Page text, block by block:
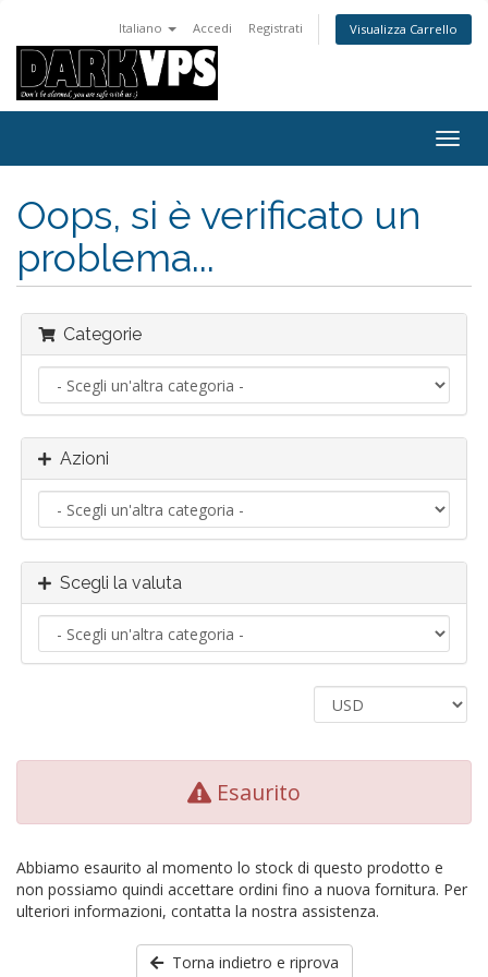
Italiano Accedi Registrati Visualizza Carrello
Oops, si è verificato un
problema...
Categorie
Azioni
Scegli la valuta
Esaurito
Abbiamo esaurito al momento lo stock di questo prodotto e
non possiamo quindi accettare ordini fino a nuova fornitura. Per
ulteriori informazioni, contatta la nostra assistenza.
Torna indietro e riprova